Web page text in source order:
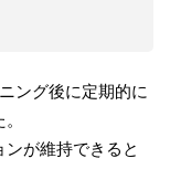
ング後に定期的に
ンが維持できると